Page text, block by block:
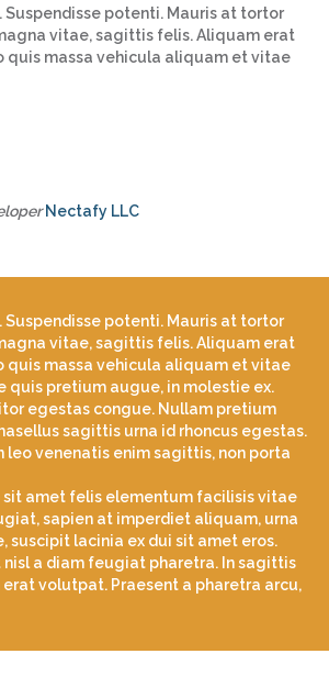
Suspendisse potenti. Mauris at tortor
vitae, sagittis felis. Aliquam erat
quis massa vehicula aliquam et vitae
Nectafy LLC
Suspendisse potenti. Mauris at tortor
vitae, sagittis felis. Aliquam erat
quis massa vehicula aliquam et vitae
quis pretium augue, in molestie ex.
egestas congue. Nullam pretium
sagittis urna id rhoncus egestas.
venenatis enim sagittis, non porta
amet felis elementum facilisis vitae
sapien at imperdiet aliquam, urna
suscipit lacinia ex dui sit amet eros.
a diam feugiat pharetra. In sagittis
volutpat. Praesent a pharetra arcu,